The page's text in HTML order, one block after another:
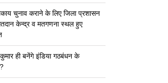
चुनाव कराने के लिए जिला प्रशासन
केन्द्र व मतगणना स्थल हुए
ही बनेंगे इंडिया गठबंधन के